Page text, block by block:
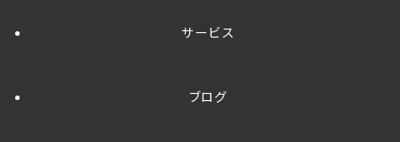
サービス
ブログ